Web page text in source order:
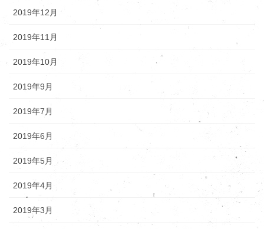
2019年12月
2019年11月
2019年10月
2019年9月
2019年7月
2019年6月
2019年5月
2019年4月
2019年3月